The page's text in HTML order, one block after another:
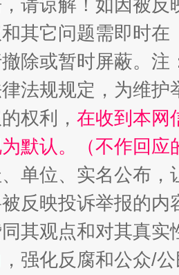
败综合效能 扯
请谅解！如因被
其它问题需即时在
除或暂时屏蔽。
法规规定，为维
权利， 在收到本网
默认。（不作回应
单位、实名公布
反映投诉举报的
其观点和对其真实
，强化反腐和公众/